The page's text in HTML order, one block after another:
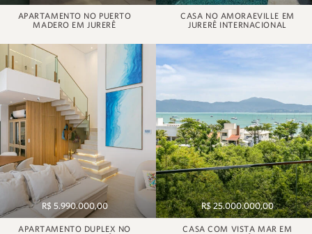
APARTAMENTO NO PUERTO
MADERO EM JURERÊ
CASA NO AMORAEVILLE EM
JURERÊ INTERNACIONAL
R$ 5.990.000,00
APARTAMENTO DUPLEX NO
R$ 25.000.000,00
CASA COM VISTA MAR EM